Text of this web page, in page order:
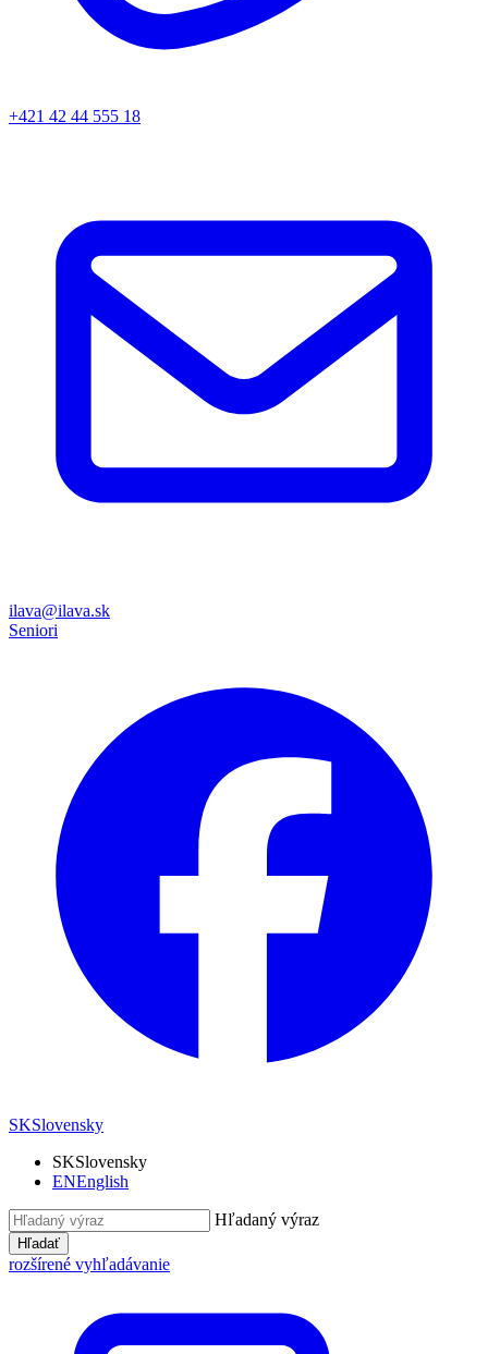
+421 42 44 555 18
ilava@ilava.sk
Seniori
SKSlovensky
SKSlovensky
ENEnglish
Hľadaný výraz
Hľadať
rozšírené vyhľadávanie